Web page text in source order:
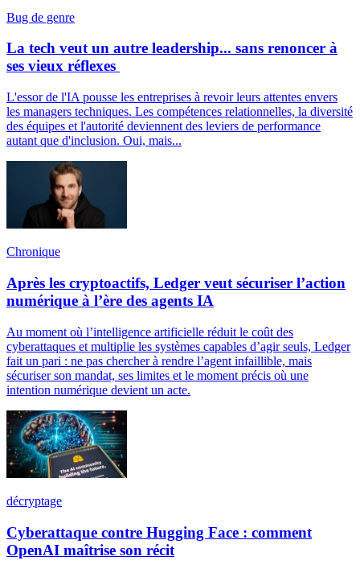
Bug de genre
La tech veut un autre leadership... sans renoncer à
ses vieux réflexes
L'essor de l'IA pousse les entreprises à revoir leurs attentes envers
les managers techniques. Les compétences relationnelles, la diversité
des équipes et l'autorité deviennent des leviers de performance
autant que d'inclusion. Oui, mais...
Chronique
Après les cryptoactifs, Ledger veut sécuriser l’action
numérique à l’ère des agents IA
Au moment où l’intelligence artificielle réduit le coût des
cyberattaques et multiplie les systèmes capables d’agir seuls, Ledger
fait un pari : ne pas chercher à rendre l’agent infaillible, mais
sécuriser son mandat, ses limites et le moment précis où une
intention numérique devient un acte.
décryptage
Cyberattaque contre Hugging Face : comment
OpenAI maîtrise son récit